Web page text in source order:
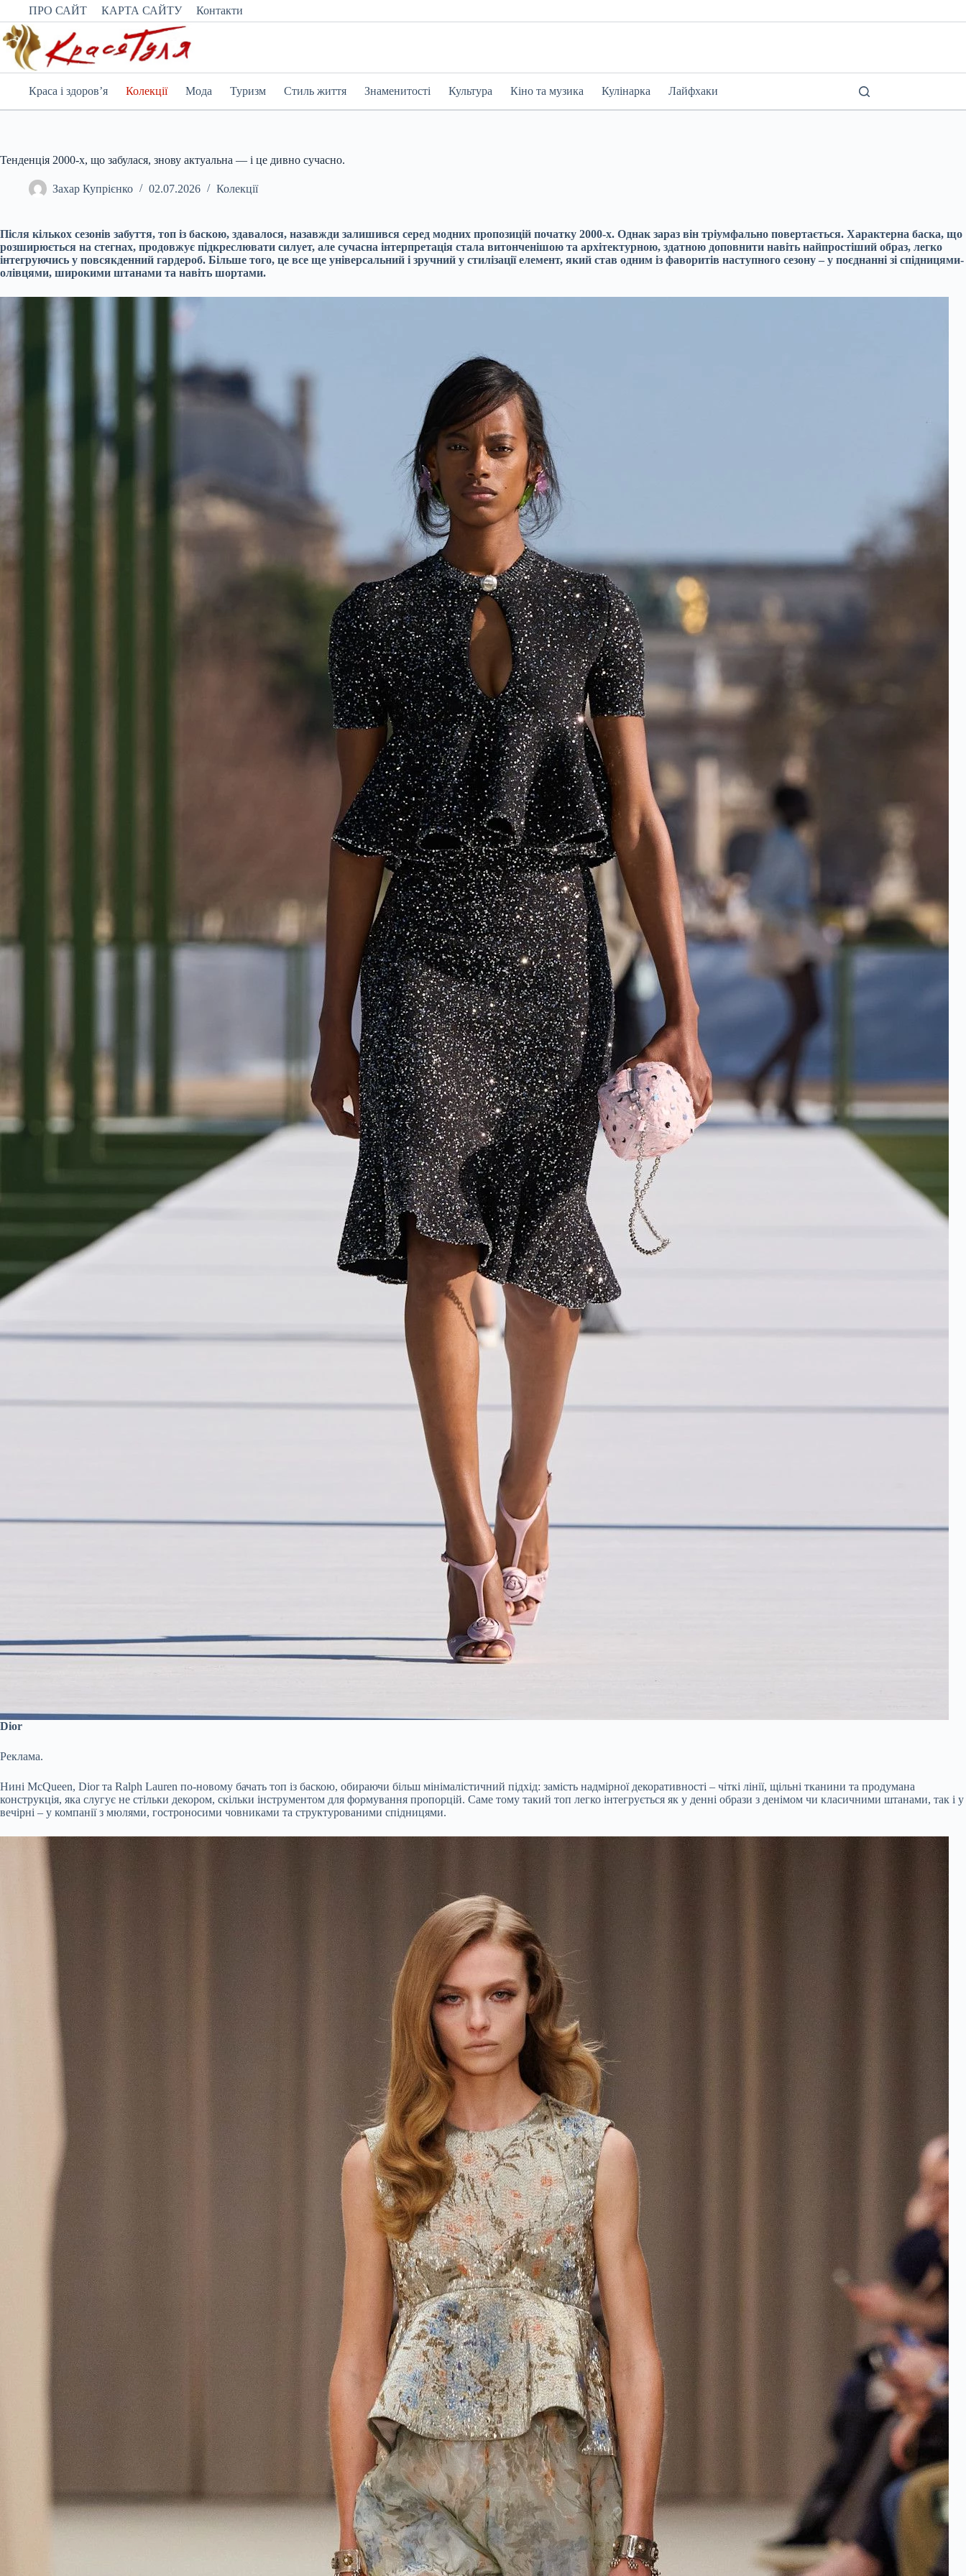
Перейти
вмісту
ПРО САЙТ КАРТА САЙТУ Контакти
Краса і здоров’я Колекції Мода Туризм Стиль життя Знаменитості Культура Кіно та музика Кулінарка Лайфхаки
Тенденція 2000-х, що забулася, знову актуальна — і це дивно сучасно.
Захар Купрієнко 02.07.2026 Колекції
Після кількох сезонів забуття, топ із баскою, здавалося, назавжди залишився серед модних пропозицій початку 2000-х. Однак зараз він тріумфально повертається. Характерна баска, що
розширюється на стегнах, продовжує підкреслювати силует, але сучасна інтерпретація стала витонченішою та архітектурною, здатною доповнити навіть найпростіший образ, легко
інтегруючись у повсякденний гардероб. Більше того, це все ще універсальний і зручний у стилізації елемент, який став одним із фаворитів наступного сезону – у поєднанні зі спідницями-
олівцями, широкими штанами та навіть шортами.
Dior
Реклама.
Нині McQueen, Dior та Ralph Lauren по-новому бачать топ із баскою, обираючи більш мінімалістичний підхід: замість надмірної декоративності – чіткі лінії, щільні тканини та продумана
конструкція, яка слугує не стільки декором, скільки інструментом для формування пропорцій. Саме тому такий топ легко інтегрується як у денні образи з денімом чи класичними штанами, так і у
вечірні – у компанії з мюлями, гостроносими човниками та структурованими спідницями.